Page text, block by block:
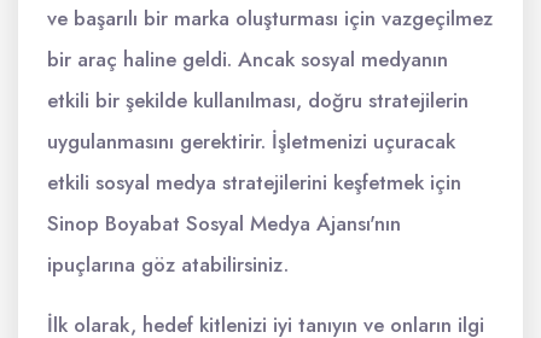
ve başarılı bir marka oluşturması için vazgeçilmez
bir araç haline geldi. Ancak sosyal medyanın
etkili bir şekilde kullanılması, doğru stratejilerin
uygulanmasını gerektirir. İşletmenizi uçuracak
etkili sosyal medya stratejilerini keşfetmek için
Sinop Boyabat Sosyal Medya Ajansı'nın
ipuçlarına göz atabilirsiniz.
İlk olarak, hedef kitlenizi iyi tanıyın ve onların ilgi